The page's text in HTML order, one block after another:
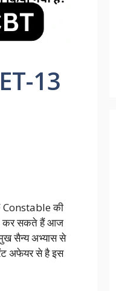
13
Constable की
कर सकते हैं आज
सैन्य अभ्यास से
अफेयर से है इस